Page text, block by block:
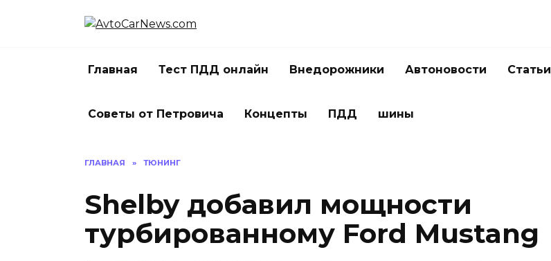
Главная Тест ПДД онлайн Внедорожники Автоновости Статьи
Советы от Петровича Концепты ПДД шины
ГЛАВНАЯ » ТЮНИНГ
Shelby добавил мощности
турбированному Ford Mustang